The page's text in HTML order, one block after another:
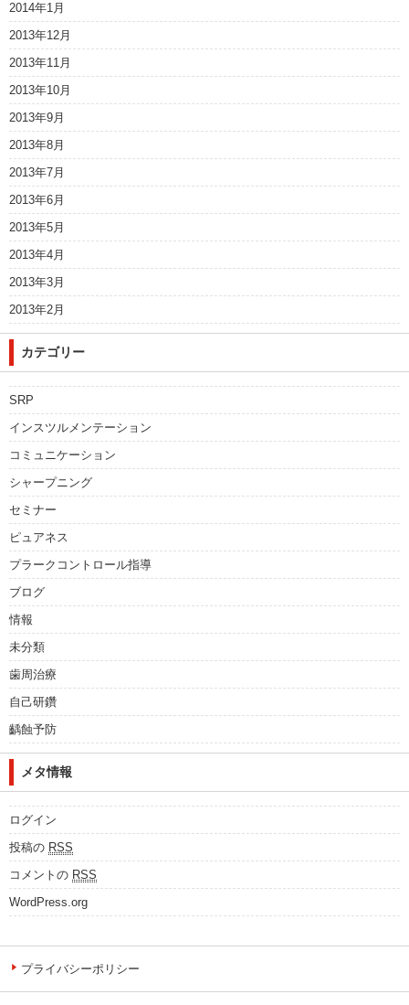
2014年1月
2013年12月
2013年11月
2013年10月
2013年9月
2013年8月
2013年7月
2013年6月
2013年5月
2013年4月
2013年3月
2013年2月
カテゴリー
SRP
インスツルメンテーション
コミュニケーション
シャープニング
セミナー
ピュアネス
プラークコントロール指導
ブログ
情報
未分類
歯周治療
自己研鑽
齲蝕予防
メタ情報
ログイン
投稿の RSS
コメントの RSS
WordPress.org
プライバシーポリシー